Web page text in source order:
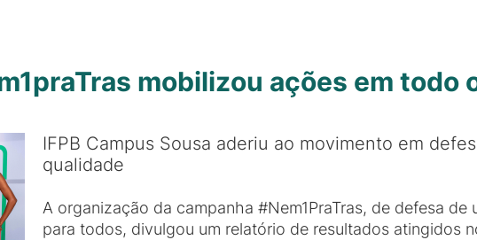
mobilizou ações em todo
IFPB Campus Sousa aderiu ao movimento em
qualidade
A organização da campanha #Nem1PraTras, de defesa
para todos, divulgou um relatório de resultados atingidos